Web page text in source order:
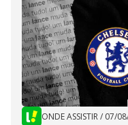
ONDE ASSISTIR/ 07/